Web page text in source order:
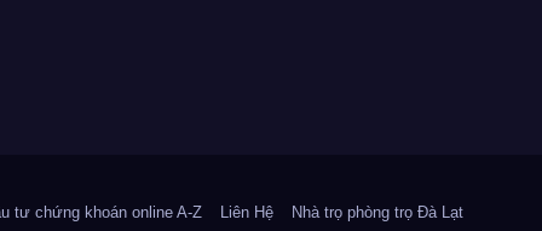
tư chứng khoán online A-Z Liên Hệ Nhà trọ phòng trọ Đà Lạt